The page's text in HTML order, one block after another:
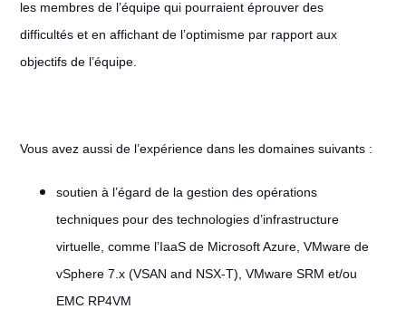
les membres de l’équipe qui pourraient éprouver des
difficultés et en affichant de l’optimisme par rapport aux
objectifs de l’équipe.
Vous avez aussi de l’expérience dans les domaines suivants :
soutien à l’égard de la gestion des opérations
techniques pour des technologies d’infrastructure
virtuelle, comme l’IaaS de Microsoft Azure, VMware de
vSphere 7.x (VSAN and NSX-T), VMware SRM et/ou
EMC RP4VM